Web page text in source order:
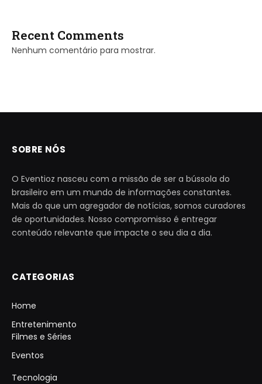
Recent Comments
Nenhum comentário para mostrar.
SOBRE NÓS
O Eventioz nasceu com a missão de ser a bússola do
brasileiro em um mundo de informações constantes.
Mais do que um agregador de notícias, somos curadores
de oportunidades. Nosso compromisso é entregar
conteúdo relevante que impacte o seu dia a dia.
CATEGORIAS
Home
Entretenimento
Filmes e Séries
Eventos
Tecnologia